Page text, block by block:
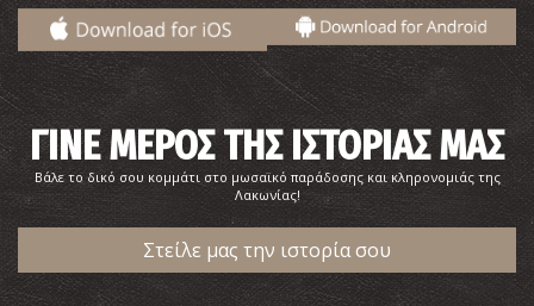
ΓΙΝΕ ΜΕΡΟΣ ΤΗΣ ΙΣΤΟΡΙΑΣ ΜΑΣ
Βάλε το δικό σου κομμάτι στο μωσαϊκό παράδοσης και κληρονομιάς της
Λακωνίας!
Στείλε μας την ιστορία σου